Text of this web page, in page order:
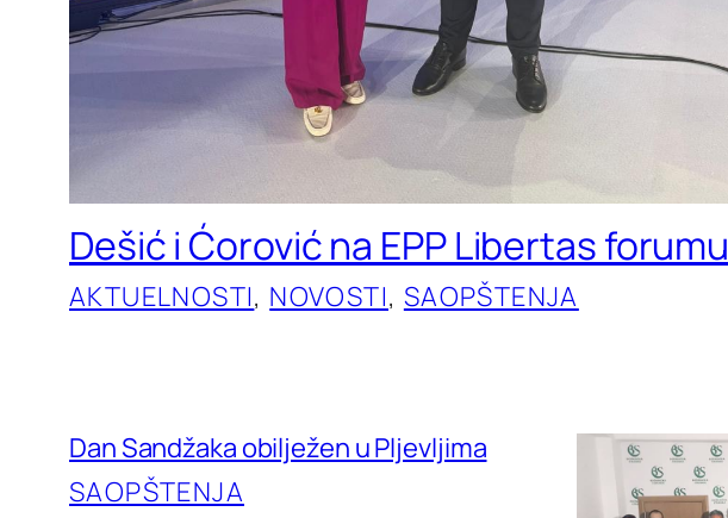
Dešić i Ćorović na EPP Libertas forumu
AKTUELNOSTI, NOVOSTI, SAOPŠTENJA
Dan Sandžaka obilježen u Pljevljima
SAOPŠTENJA